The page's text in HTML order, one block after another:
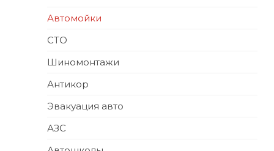
Автомойки
СТО
Шиномонтажи
Антикор
Эвакуация авто
АЗС